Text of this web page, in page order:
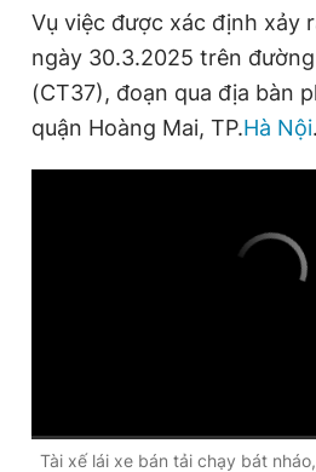
Đọc Thanh Niên trên điện
Liên
Tổng thư ký tòa soạn: Đức Trung
Vụ việc được xác định xảy
ngày 30.3.2025 trên
(CT37), đoạn qua địa bàn
quận Hoàng Mai, TP.Hà Nội.
C
0:00 / D
0:00
Tài xế lái xe bán tải chạy bát